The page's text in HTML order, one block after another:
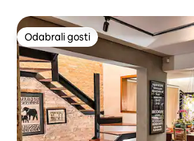
Odabrali gosti
Odabrali gosti